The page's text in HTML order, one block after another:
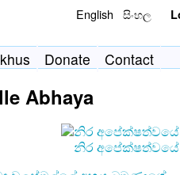
English සිංහල
Donate Contact
Abhaya
නිර